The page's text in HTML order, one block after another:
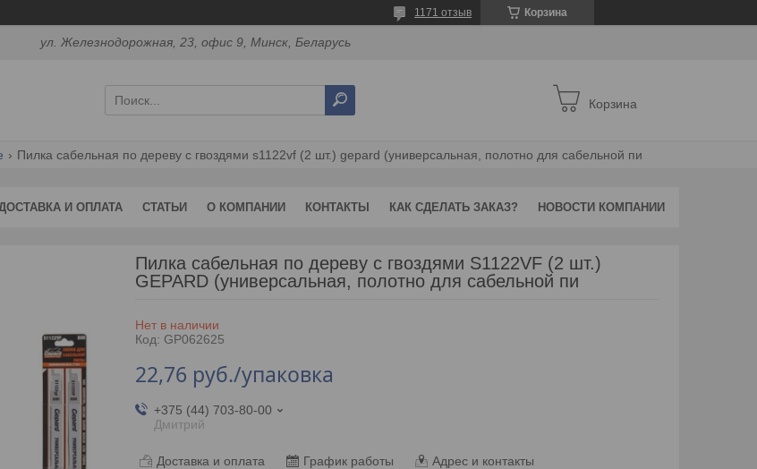
Корзина
1171 отзыв
ул. Железнодорожная, 23, офис 9, Минск, Беларусь
Корзина
Пилка сабельная по дереву с гвоздями s1122vf (2 шт.) gepard (универсальная, полотно для сабельной пи
И ОПЛАТА СТАТЬИ О КОМПАНИИ КОНТАКТЫ КАК СДЕЛАТЬ ЗАКАЗ? НОВОСТИ КОМПАНИИ
Пилка сабельная по дереву с гвоздями S1122VF (2 шт.)
GEPARD (универсальная, полотно для сабельной пи
Нет в наличии
Код: GP062625
22,76 руб./упаковка
+375 (44) 703-80-00
Дмитрий
Доставка и оплата График работы Адрес и контакты